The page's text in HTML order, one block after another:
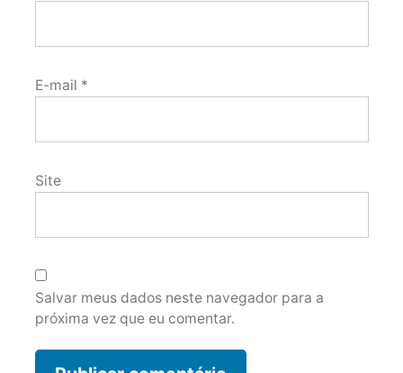
E-mail *
Site
Salvar meus dados neste navegador para a
próxima vez que eu comentar.